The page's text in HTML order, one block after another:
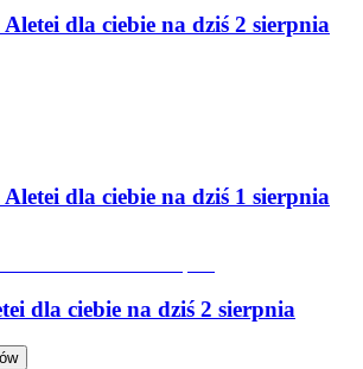
dla ciebie na dziś 2 sierpnia
dla ciebie na dziś 1 sierpnia
dla ciebie na dziś 2 sierpnia